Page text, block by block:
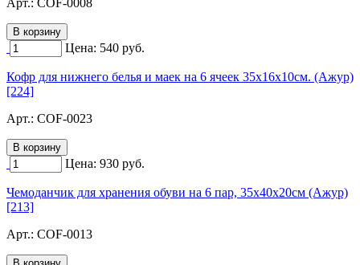
Цена: 540 руб.
Кофр для нижнего белья и маек на 6 ячеек 35х16х10см. (Ажур)
[224]
Арт.: COF-0023
Цена: 930 руб.
Чемоданчик для хранения обуви на 6 пар, 35х40х20см (Ажур)
[213]
Арт.: COF-0013